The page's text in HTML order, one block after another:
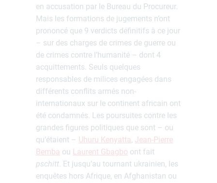
en accusation par le Bureau du Procureur.
Mais les formations de jugements n’ont
prononcé que 9 verdicts définitifs à ce jour
– sur des charges de crimes de guerre ou
de crimes contre l’humanité – dont 4
acquittements. Seuls quelques
responsables de milices engagées dans
différents conflits armés non-
internationaux sur le continent africain ont
été condamnés. Les poursuites contre les
grandes figures politiques que sont – ou
qu’étaient – Uhuru Kenyatta, Jean-Pierre
Bemba ou Laurent Gbagbo ont fait
pschitt. Et jusqu’au tournant ukrainien, les
enquêtes hors Afrique, en Afghanistan ou